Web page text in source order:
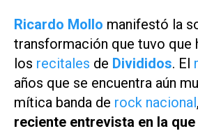
Ricardo Mollo manifestó la
transformación que tuvo que
los recitales de Divididos. El
años que se encuentra aún
mítica banda de rock nacional,
reciente entrevista en la